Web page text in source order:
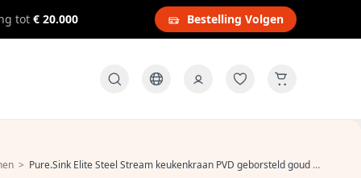
tot € 20.000 Bestelling Volgen
> Pure.Sink Elite Steel Stream keukenkraan PVD geborsteld goud PS8044-60